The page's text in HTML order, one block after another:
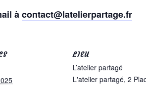
àcontact@latelierpartage.fr
LIEU
L’atelier partagé
L'atelier partagé, 2